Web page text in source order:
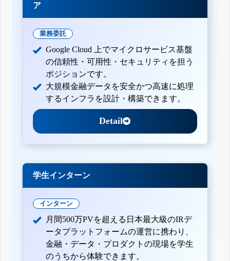
ア
業務委託
Google Cloud 上でマイクロサービス基盤
の信頼性・可用性・セキュリティを担う
ポジションです。
大規模金融データを安全かつ高速に処理
するインフラを設計・構築できます。
Detail
学生インターン
インターン
月間500万PVを超える日本最大級のIRデ
ータプラットフォームの運営に携わり、
金融・データ・プロダクトの現場を学生
のうちから体験できます。